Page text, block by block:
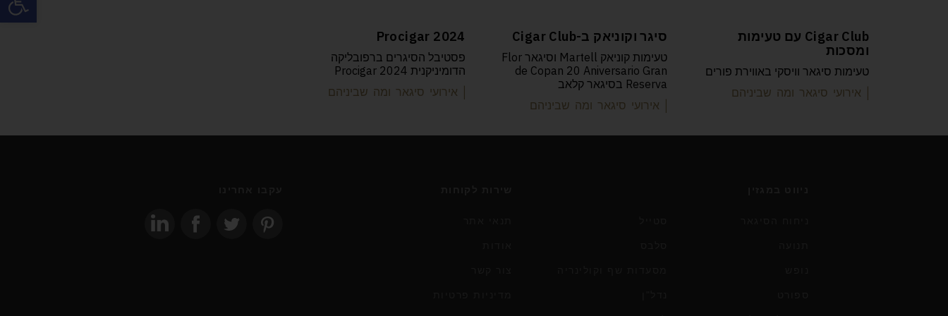
Cigar Club עם טעימות
ומסכות
טעימות סיגאר וויסקי באווירת פורים
| אירועי סיגאר ומה שביניהם
סיגר וקוניאק ב-Cigar Club
טעימות קוניאק Martell וסיגאר Flor
de Copan 20 Aniversario Gran
Reserva בסיגאר קלאב
| אירועי סיגאר ומה שביניהם
Procigar 2024
פסטיבל הסיגרים ברפובליקה
הדומיניקנית Procigar 2024
| אירועי סיגאר ומה שביניהם